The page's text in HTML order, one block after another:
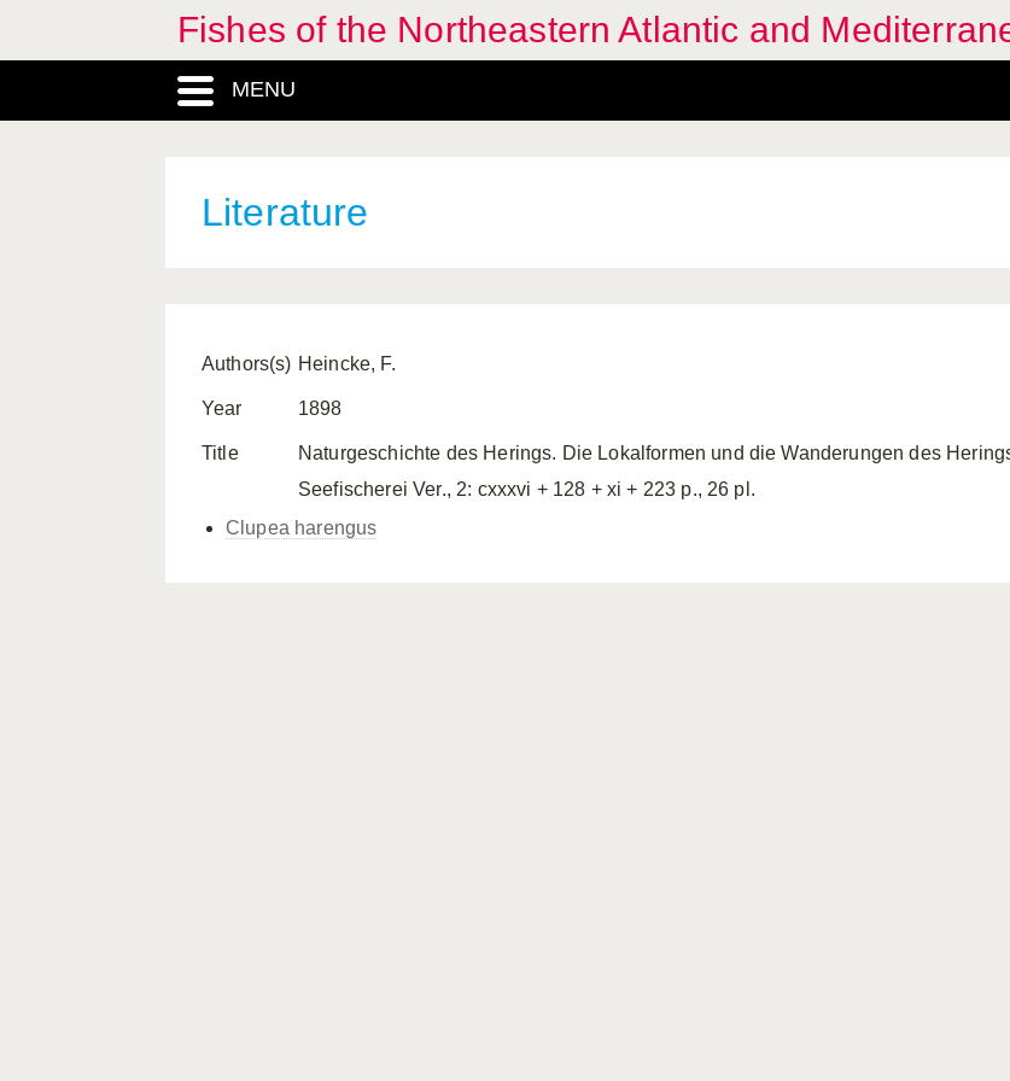
Fishes of the Northeastern Atlantic and
MENU
Literature
Authors(s) Heincke, F.
Year 1898
Title
Naturgeschichte des Herings. Die Lokalformen und die Wanderungen des
Seefischerei Ver., 2: cxxxvi + 128 + xi + 223 p., 26 pl.
Clupea harengus